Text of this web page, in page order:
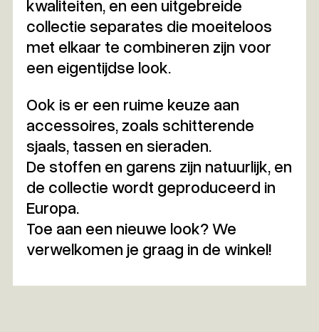
kwaliteiten, en een uitgebreide
collectie separates die moeiteloos
met elkaar te combineren zijn voor
een eigentijdse look.
Ook is er een ruime keuze aan
accessoires, zoals schitterende
sjaals, tassen en sieraden.
De stoffen en garens zijn natuurlijk, en
de collectie wordt geproduceerd in
Europa.
Toe aan een nieuwe look? We
verwelkomen je graag in de winkel!